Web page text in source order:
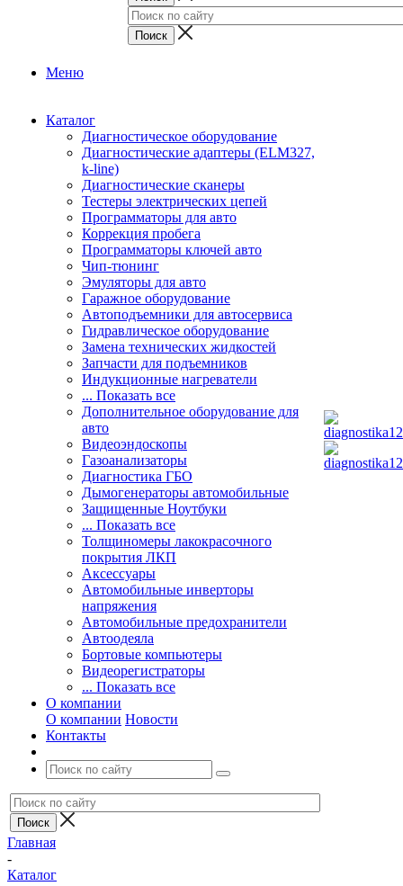
Меню
Каталог
Диагностическое оборудование
Диагностические адаптеры (ELM327,
k-line)
Диагностические сканеры
Тестеры электрических цепей
Программаторы для авто
Коррекция пробега
Программаторы ключей авто
Чип-тюнинг
Эмуляторы для авто
Гаражное оборудование
Автоподъемники для автосервиса
Гидравлическое оборудование
Замена технических жидкостей
Запчасти для подъемников
Индукционные нагреватели
... Показать все
Дополнительное оборудование для
авто
Видеоэндоскопы
Газоанализаторы
Диагностика ГБО
Дымогенераторы автомобильные
Защищенные Ноутбуки
... Показать все
Толщиномеры лакокрасочного
покрытия ЛКП
Аксессуары
Автомобильные инверторы
напряжения
Автомобильные предохранители
Автоодеяла
Бортовые компьютеры
Видеорегистраторы
... Показать все
О компании
О компании Новости
Контакты
Главная
-
Каталог